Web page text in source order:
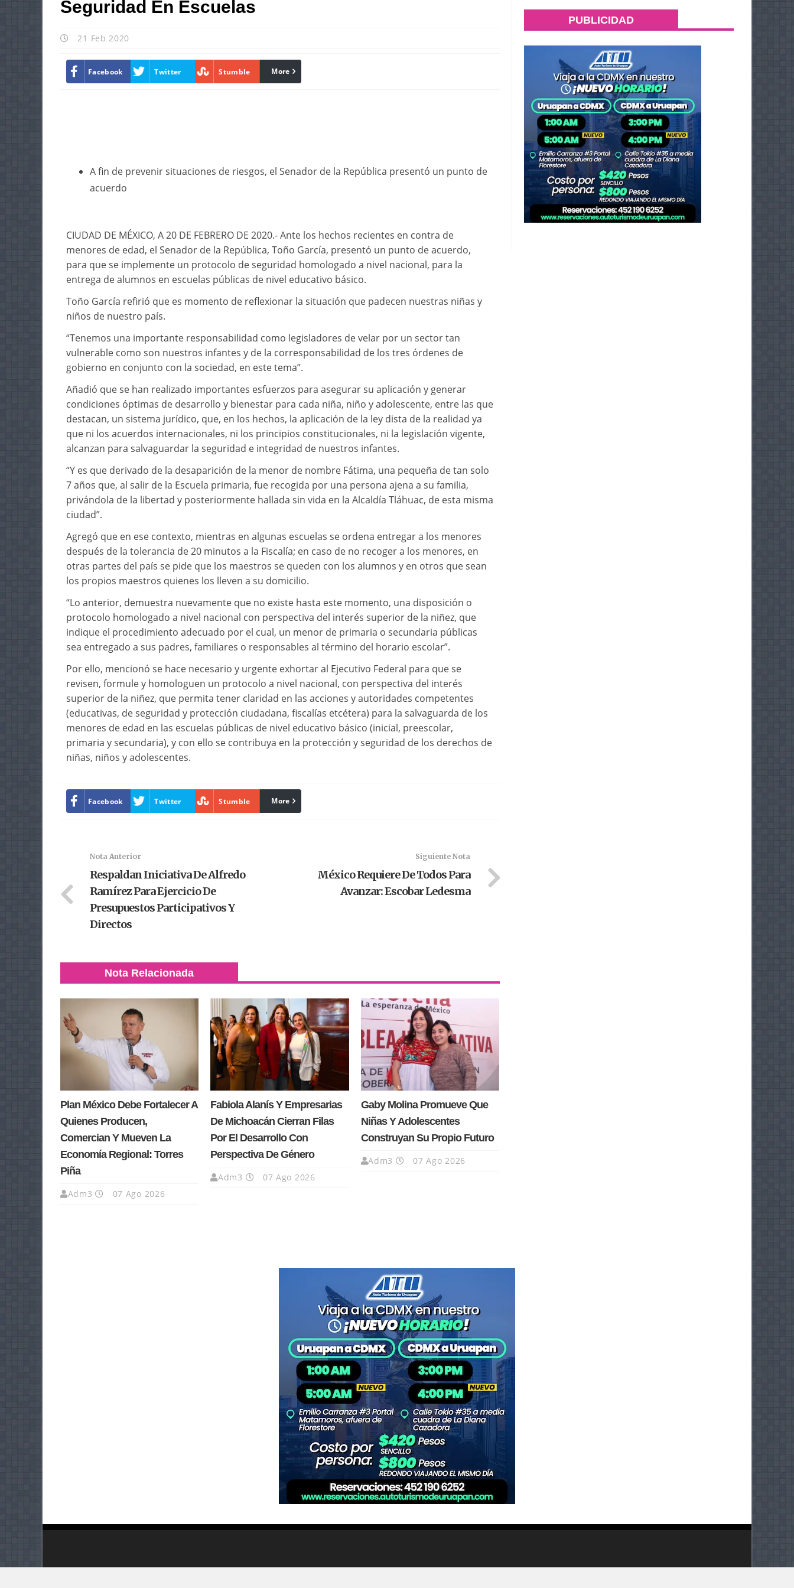
Seguridad En Escuelas
21 Feb 2020
Facebook Twitter Stumble linkedin
More
A fin de prevenir situaciones de riesgos, el Senador de la República presentó un punto de
acuerdo
CIUDAD DE MÉXICO, A 20 DE FEBRERO DE 2020.- Ante los hechos recientes en contra de
menores de edad, el Senador de la República, Toño García, presentó un punto de acuerdo,
para que se implemente un protocolo de seguridad homologado a nivel nacional, para la
entrega de alumnos en escuelas públicas de nivel educativo básico.
Toño García refirió que es momento de reflexionar la situación que padecen nuestras niñas y
niños de nuestro país.
“Tenemos una importante responsabilidad como legisladores de velar por un sector tan
vulnerable como son nuestros infantes y de la corresponsabilidad de los tres órdenes de
gobierno en conjunto con la sociedad, en este tema”.
Añadió que se han realizado importantes esfuerzos para asegurar su aplicación y generar
condiciones óptimas de desarrollo y bienestar para cada niña, niño y adolescente, entre las que
destacan, un sistema jurídico, que, en los hechos, la aplicación de la ley dista de la realidad ya
que ni los acuerdos internacionales, ni los principios constitucionales, ni la legislación vigente,
alcanzan para salvaguardar la seguridad e integridad de nuestros infantes.
“Y es que derivado de la desaparición de la menor de nombre Fátima, una pequeña de tan solo
7 años que, al salir de la Escuela primaria, fue recogida por una persona ajena a su familia,
privándola de la libertad y posteriormente hallada sin vida en la Alcaldía Tláhuac, de esta misma
ciudad”.
Agregó que en ese contexto, mientras en algunas escuelas se ordena entregar a los menores
después de la tolerancia de 20 minutos a la Fiscalía; en caso de no recoger a los menores, en
otras partes del país se pide que los maestros se queden con los alumnos y en otros que sean
los propios maestros quienes los lleven a su domicilio.
“Lo anterior, demuestra nuevamente que no existe hasta este momento, una disposición o
protocolo homologado a nivel nacional con perspectiva del interés superior de la niñez, que
indique el procedimiento adecuado por el cual, un menor de primaria o secundaria públicas
sea entregado a sus padres, familiares o responsables al término del horario escolar”.
Por ello, mencionó se hace necesario y urgente exhortar al Ejecutivo Federal para que se
revisen, formule y homologuen un protocolo a nivel nacional, con perspectiva del interés
superior de la niñez, que permita tener claridad en las acciones y autoridades competentes
(educativas, de seguridad y protección ciudadana, fiscalías etcétera) para la salvaguarda de los
menores de edad en las escuelas públicas de nivel educativo básico (inicial, preescolar,
primaria y secundaria), y con ello se contribuya en la protección y seguridad de los derechos de
niñas, niños y adolescentes.
Facebook Twitter Stumble linkedin
More
Nota Anterior
Respaldan Iniciativa De Alfredo
Ramírez Para Ejercicio De
Presupuestos Participativos Y
Directos
Siguiente Nota
México Requiere De Todos Para
Avanzar: Escobar Ledesma
Nota Relacionada
Plan México Debe Fortalecer A
Quienes Producen,
Comercian Y Mueven La
Economía Regional: Torres
Piña
Adm3 07 Ago 2026
Fabiola Alanís Y Empresarias
De Michoacán Cierran Filas
Por El Desarrollo Con
Perspectiva De Género
Adm3 07 Ago 2026
Gaby Molina Promueve Que
Niñas Y Adolescentes
Construyan Su Propio Futuro
Adm3 07 Ago 2026
PUBLICIDAD